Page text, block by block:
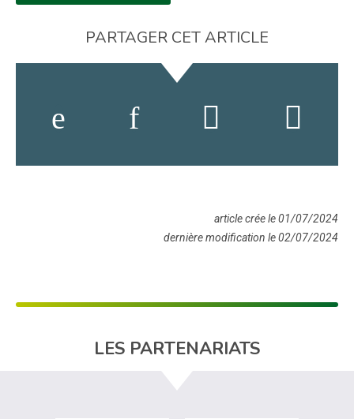
PARTAGER CET ARTICLE
article crée le 01/07/2024
dernière modification le 02/07/2024
LES PARTENARIATS